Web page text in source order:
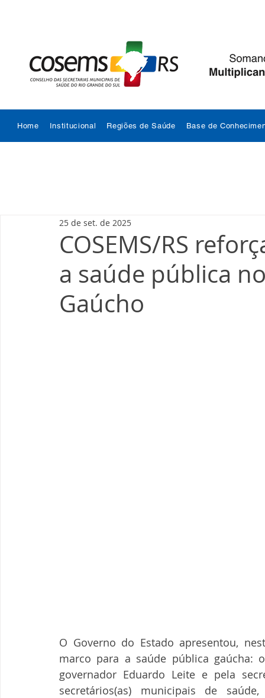
Home Institucional Regiões de Saúde Base de
COSEMS/RS
a saúde pública
Gaúcho
25 de set. de 2025
O Governo do Estado apresentou,
marco para a saúde pública gaúcha:
governador Eduardo Leite e pela
secretários(as) municipais de